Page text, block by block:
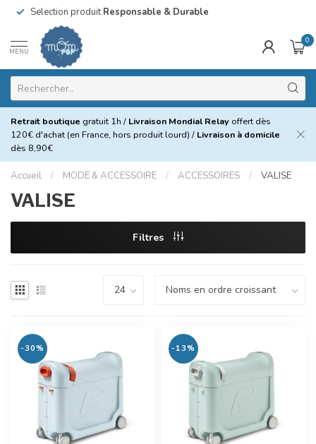
Selection produitResponsable & Durable
MENU
0
Retrait boutique gratuit 1h / Livraison Mondial Relay offert dès
120€ d'achat (en France, hors produit lourd) / Livraison à domicile
dès 8,90€
Accueil / MODE & ACCESSOIRE / ACCESSOIRES / VALISE
VALISE
Filtres
-30% -13%